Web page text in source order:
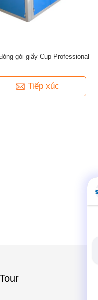
gói giấy Cup Professional
Tiếp xúc